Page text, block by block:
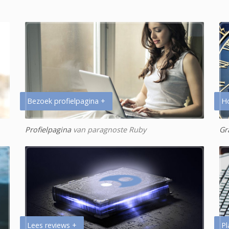
Bezoek profielpagina +
Profielpagina van paragnoste Ruby
Lees reviews +